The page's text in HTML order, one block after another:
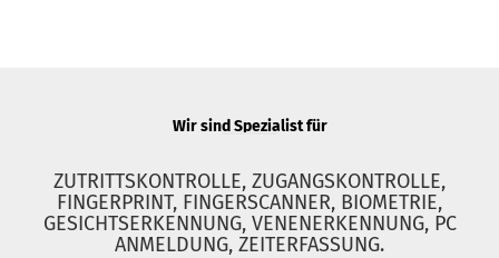
Wir sind Spezialist für
ZUTRITTSKONTROLLE, ZUGANGSKONTROLLE,
FINGERPRINT, FINGERSCANNER, BIOMETRIE,
GESICHTSERKENNUNG, VENENERKENNUNG, PC
ANMELDUNG, ZEITERFASSUNG.